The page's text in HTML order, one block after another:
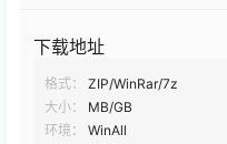
下载地址
格式：
ZIP/WinRar/7z
大小：
MB/GB
环境：
WinAll